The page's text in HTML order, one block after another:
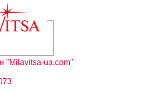
"Milavitsa-ua.com"